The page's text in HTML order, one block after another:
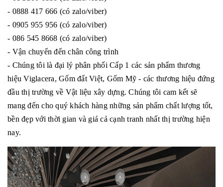
- 0888 417 666 (có zalo/viber)
- 0905 955 956 (có zalo/viber)
- 086 545 8668 (có zalo/viber)
- Vận chuyển đến chân công trình
- Chúng tôi là đại lý phân phối Cấp 1 các sản phẩm thương
hiệu Viglacera, Gốm đất Việt, Gốm Mỹ - các thương hiệu đứng
đầu thị trường về Vật liệu xây dựng. Chúng tôi cam kết sẽ
mang đến cho quý khách hàng những sản phẩm chất lượng tốt,
bền đẹp với thời gian và giá cả cạnh tranh nhất thị trường hiện
nay.